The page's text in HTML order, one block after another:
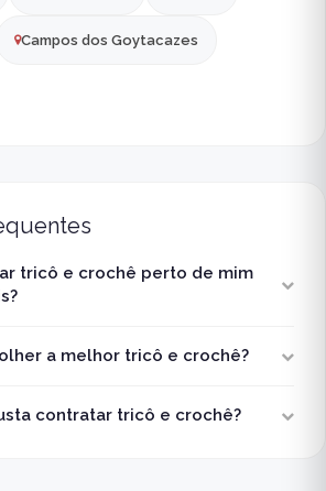
Campos dos Goytacazes
tricô e crochê perto de mim
a melhor tricô e crochê?
contratar tricô e crochê?